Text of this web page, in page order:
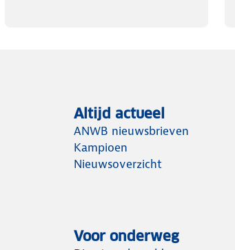
Altijd actueel
ANWB nieuwsbrieven
Kampioen
Nieuwsoverzicht
Voor onderweg